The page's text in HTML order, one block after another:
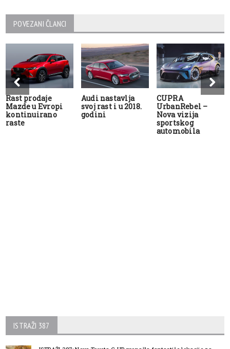
POVEZANI ČLANCI
Rast prodaje
Mazde u Evropi
kontinuirano
raste
Audi nastavlja
svoj rast i u 2018.
godini
CUPRA
UrbanRebel –
Nova vizija
sportskog
automobila
ISTRAŽI 387